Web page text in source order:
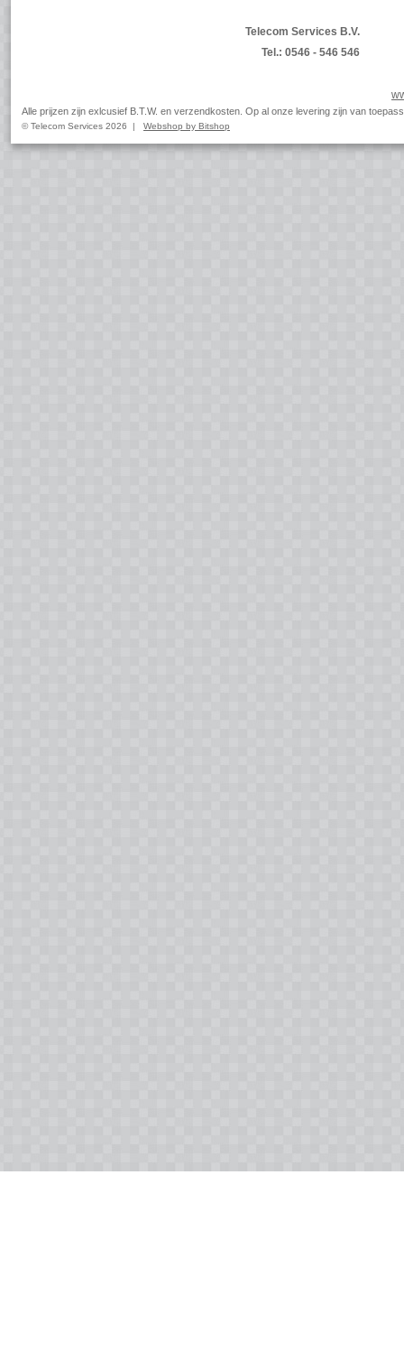
Telecom Services B.V.
Tel.: 0546 - 546 546
Alle prijzen zijn exlcusief B.T.W. en verzendkosten. Op al onze levering zijn van
© Telecom Services 2026 | Webshop by Bitshop